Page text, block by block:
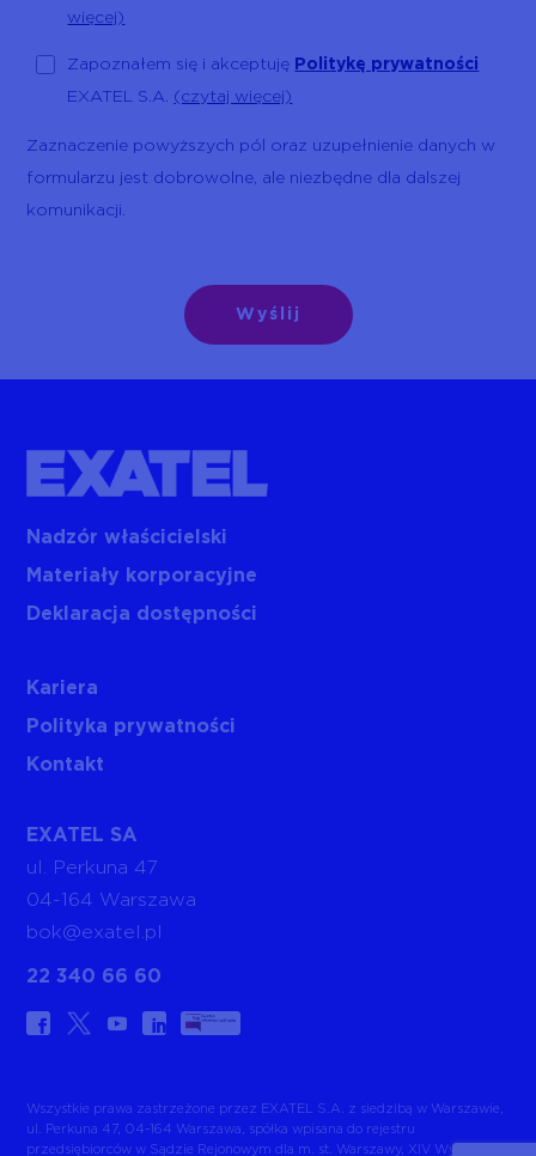
więcej)
Zapoznałem się i akceptuję Politykę prywatności
EXATEL S.A. (czytaj więcej)
Zaznaczenie powyższych pól oraz uzupełnienie danych w
formularzu jest dobrowolne, ale niezbędne dla dalszej
komunikacji.
Nadzór właścicielski
Materiały korporacyjne
Deklaracja dostępności
Kariera
Polityka prywatności
Kontakt
EXATEL SA
ul. Perkuna 47
04-164 Warszawa
bok@exatel.pl
22 340 66 60
Wszystkie prawa zastrzeżone przez EXATEL S.A. z siedzibą w Warszawie,
ul. Perkuna 47, 04-164 Warszawa, spółka wpisana do rejestru
przedsiębiorców w Sądzie Rejonowym dla m. st. Warszawy, XIV Wydział